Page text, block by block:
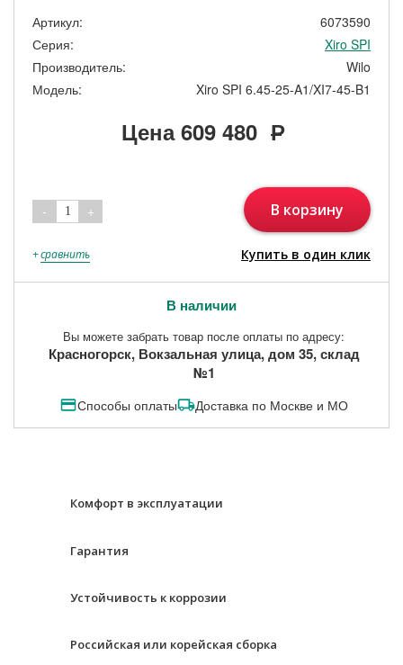
Артикул:
6073590
Серия:
Xiro SPI
Производитель:
Wilo
Модель:
Xiro SPI 6.45-25-A1/XI7-45-B1
Цена609 480 Р
- 1 + В корзину
+сравнить Купить в один клик
В наличии
Вы можете забрать товар после оплаты по адресу:
Красногорск, Вокзальная улица, дом 35, склад
№1
Способы оплаты Доставка по Москве и МО
Комфорт в эксплуатации
Гарантия
Устойчивость к коррозии
Российская или корейская сборка